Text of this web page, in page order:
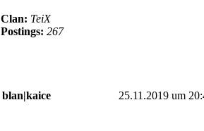
Clan: TeiX
Postings: 267
blan|kaice 25.11.2019 um